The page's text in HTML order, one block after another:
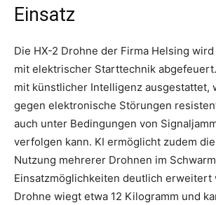
Einsatz
Die HX-2 Drohne der Firma Helsing
mit elektrischer Starttechnik
mit künstlicher Intelligenz ausgestattet,
gegen elektronische Störungen
auch unter Bedingungen von
verfolgen kann. KI ermöglicht zudem
Nutzung mehrerer Drohnen im
Einsatzmöglichkeiten deutlich erweitert
Drohne wiegt etwa 12 Kilogramm und